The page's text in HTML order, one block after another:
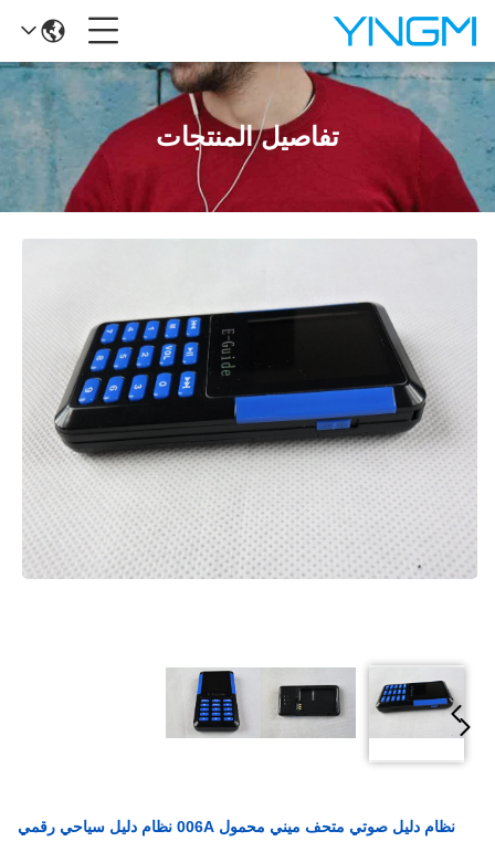
تفاصيل المنتجات
نظام دليل صوتي متحف ميني محمول 006A نظام دليل سياحي رقمي